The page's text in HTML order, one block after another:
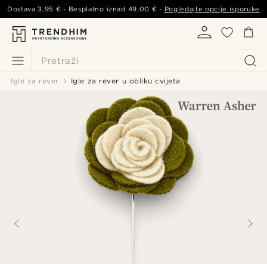
Pretraži
Dostava3,95 € - Besplatno iznad 49,00 € - Pogledajte opcije isporuke
Igle za rever Igle za rever u obliku cvijeta